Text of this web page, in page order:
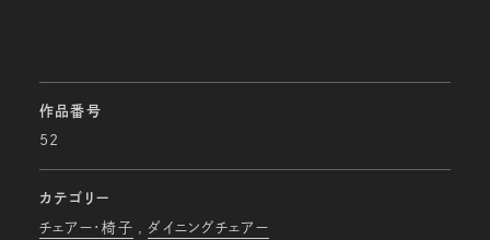
作品番号
52
カテゴリー
チェアー・椅子 ダイニングチェアー